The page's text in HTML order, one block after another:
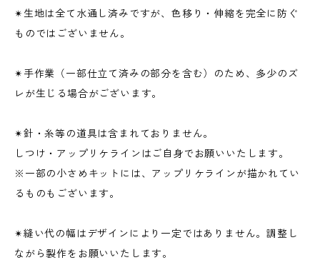
✴︎生地は全て水通し済みですが、色移り・伸縮を完全に防ぐ
ものではございません。
✴︎手作業（一部仕立て済みの部分を含む）のため、多少のズ
レが生じる場合がございます。
✴︎針・糸等の道具は含まれておりません。
しつけ・アップリケラインはご自身でお願いいたします。
※一部の小さめキットには、アップリケラインが描かれてい
るものもございます。
✴︎縫い代の幅はデザインにより一定ではありません。調整し
ながら製作をお願いいたします。